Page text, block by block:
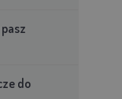
do